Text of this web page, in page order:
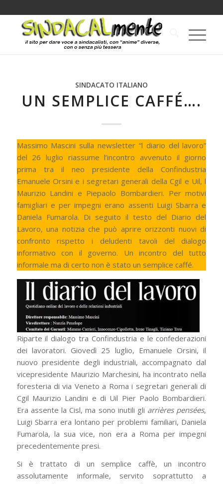
SINDACATO ITALIANO
UN SEMPLICE CAFFÉ….
Massimo Mascini sulla newsletter “l diario del lavoro”
del 26 luglio riassume l’incontro avvenuto il giorno
prima tra il neo presidente della Confindustria
Emanuele Orsini e i segretari generali della Cgil e Uil, l
Maurizio Landini e Piepaolo Bombardieri. Per motivi
famigliari e per impegni erano assenti Luigi Sbarra e
Daniela Fumarola. Di seguito il testo del Diario del
Lavoro, una notizia che può aprire orizzonti nuovi di
confronto rispetto i deludenti tavoli del dialogo
informativo con il governo. Un incontro del tutto
informale ma di certo non è stato un semplice caffé.
Riparte il dialogo tra Confindustria e le confederazioni
dei lavoratori. Giovedì 25 luglio, Emanuele Orsini, il
nuovo presidente degli industriali, accompagnato dal
vicepresidente Maurizio Marchesini, ha incontrato nella
foresteria di via Veneto a Roma i segretari generali di
Cgil Maurizio Landini e di Uil Pier Paolo Bombardieri.
Era assente la Cisl, ma sono inutili gli arrières pensées,
Luigi Sbarra era lontano per problemi familiari, Daniela
Fumarola, la sua vice, non era a Roma per impegni
precedentemente presi.
Si è trattato di un semplice caffè, un incontro
assolutamente informale, servito soprattutto a